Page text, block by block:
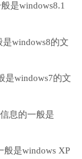
是windows8.1
windows8的文
是windows7的文
息的一般是
是windows XP